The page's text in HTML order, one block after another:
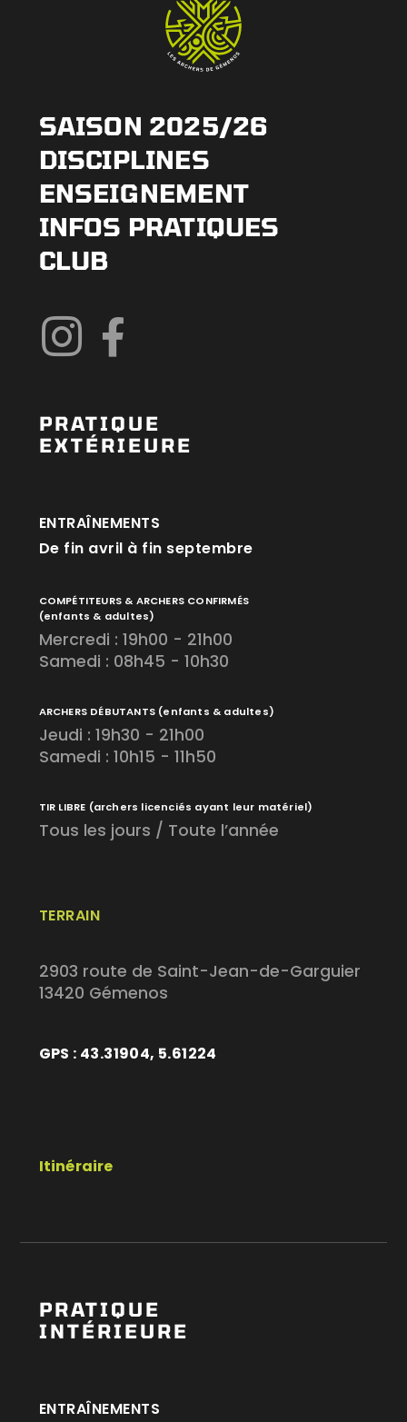
SAISON 2025/26
DISCIPLINES
ENSEIGNEMENT
INFOS PRATIQUES
CLUB
PRATIQUE
EXTÉRIEURE
TERRAIN
2903 route de Saint-Jean-de-Garguier
13420 Gémenos
GPS : 43.31904, 5.61224
Itinéraire
ENTRAÎNEMENTS
De fin avril à fin septembre
COMPÉTITEURS & ARCHERS CONFIRMÉS
(enfants & adultes)
Mercredi : 19h00 - 21h00
Samedi : 08h45 - 10h30
ARCHERS DÉBUTANTS (enfants & adultes)
Jeudi : 19h30 - 21h00
Samedi : 10h15 - 11h50
TIR LIBRE (archers licenciés ayant leur matériel)
Tous les jours / Toute l’année
PRATIQUE
INTÉRIEURE
ENTRAÎNEMENTS